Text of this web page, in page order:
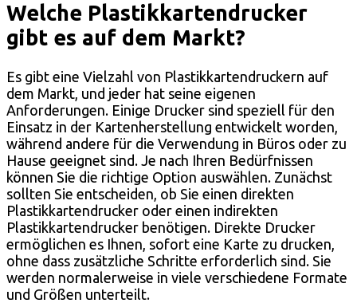
Welche Plastikkartendrucker
gibt es auf dem Markt?
Es gibt eine Vielzahl von Plastikkartendruckern auf
dem Markt, und jeder hat seine eigenen
Anforderungen. Einige Drucker sind speziell für den
Einsatz in der Kartenherstellung entwickelt worden,
während andere für die Verwendung in Büros oder zu
Hause geeignet sind. Je nach Ihren Bedürfnissen
können Sie die richtige Option auswählen. Zunächst
sollten Sie entscheiden, ob Sie einen direkten
Plastikkartendrucker oder einen indirekten
Plastikkartendrucker benötigen. Direkte Drucker
ermöglichen es Ihnen, sofort eine Karte zu drucken,
ohne dass zusätzliche Schritte erforderlich sind. Sie
werden normalerweise in viele verschiedene Formate
und Größen unterteilt.